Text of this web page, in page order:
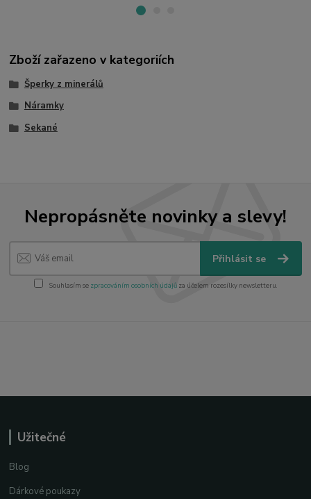
Zboží zařazeno v kategoriích
Šperky z minerálů
Náramky
Sekané
Nepropásněte novinky a slevy!
Přihlásit se
Souhlasím se zpracováním osobních údajůza účelem rozesílky newsletteru.
Užitečné
Blog
Dárkové poukazy